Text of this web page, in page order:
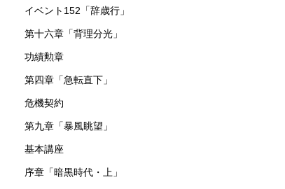
イベント152「辞歳行」
第十六章「背理分光」
功績勲章
第四章「急転直下」
危機契約
第九章「暴風眺望」
基本講座
序章「暗黒時代・上」